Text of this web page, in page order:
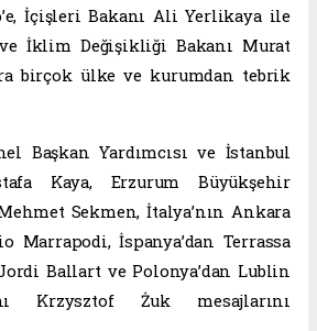
İçişleri Bakanı Ali Yerlikaya ile
İklim Değişikliği Bakanı Murat
birçok ülke ve kurumdan tebrik
Başkan Yardımcısı ve İstanbul
Kaya, Erzurum Büyükşehir
Sekmen, İtalya’nın Ankara
Marrapodi, İspanya’dan Terrassa
Ballart ve Polonya’dan Lublin
Krzysztof Żuk mesajlarını